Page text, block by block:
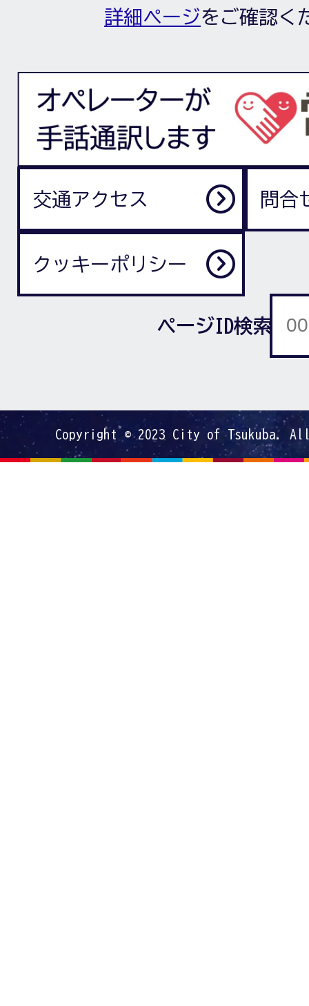
詳細ページをご確認く
交通アクセス 問合
クッキーポリシー
ページID検索
Copyright © 2023 City of Tsukuba.